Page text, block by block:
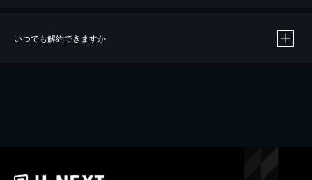
いつでも解約できますか